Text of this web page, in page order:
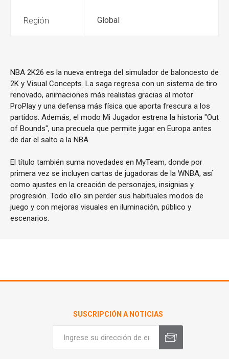
Región Global
NBA 2K26 es la nueva entrega del simulador de baloncesto de
2K y Visual Concepts. La saga regresa con un sistema de tiro
renovado, animaciones más realistas gracias al motor
ProPlay y una defensa más física que aporta frescura a los
partidos. Además, el modo Mi Jugador estrena la historia "Out
of Bounds", una precuela que permite jugar en Europa antes
de dar el salto a la NBA.
El título también suma novedades en MyTeam, donde por
primera vez se incluyen cartas de jugadoras de la WNBA, así
como ajustes en la creación de personajes, insignias y
progresión. Todo ello sin perder sus habituales modos de
juego y con mejoras visuales en iluminación, público y
escenarios.
SUSCRIPCIÓN A NOTICIAS